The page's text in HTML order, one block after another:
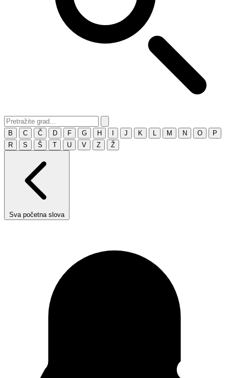
B C Č D F G H J K M N O
P
R
S Š T U V Z Ž
Sva početna slova